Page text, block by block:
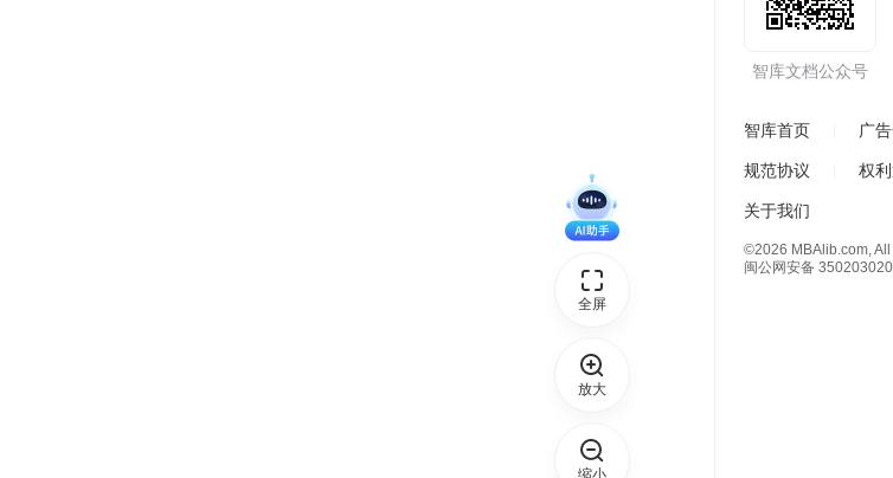
智库文档公众号
智库首页 广
规范协议 权
关于我们
©2026 MBAlib.com,
闽公网安备
全屏
放大
缩小